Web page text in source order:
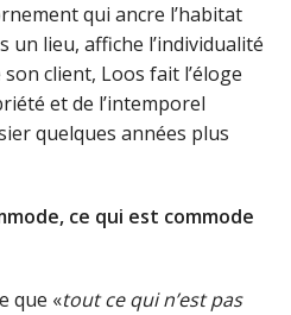
qui ancre l’habitat
un lieu, affiche l’individualité
client, Loos fait l’éloge
et de l’intemporel
quelques années plus
ce qui est commode
que «tout ce qui n’est pas